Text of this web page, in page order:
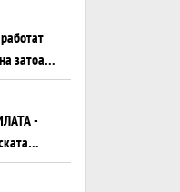
затоа
ГИ
-
до